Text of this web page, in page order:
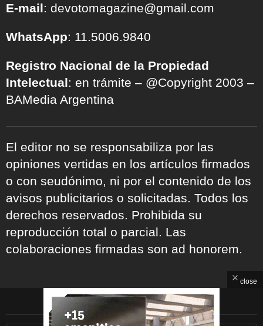
E-mail: devotomagazine@gmail.com
WhatsApp: 11.5006.9840
Registro Nacional de la Propiedad
Intelectual: en trámite – @Copyright 2003 –
BAMedia Argentina
El editor no se responsabiliza por las
opiniones vertidas en los artículos firmados
o con seudónimo, ni por el contenido de los
avisos publicitarios o solicitadas. Todos los
derechos reservados. Prohibida su
reproducción total o parcial. Las
colaboraciones firmadas son ad honorem.
ARCHIVOS
close